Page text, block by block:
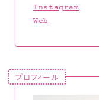
Instagram
Web
プロフィール